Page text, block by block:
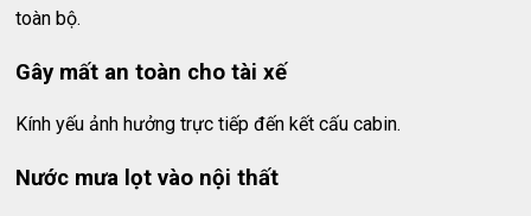
toàn bộ.
Gây mất an toàn cho tài xế
Kính yếu ảnh hưởng trực tiếp đến kết cấu cabin.
Nước mưa lọt vào nội thất